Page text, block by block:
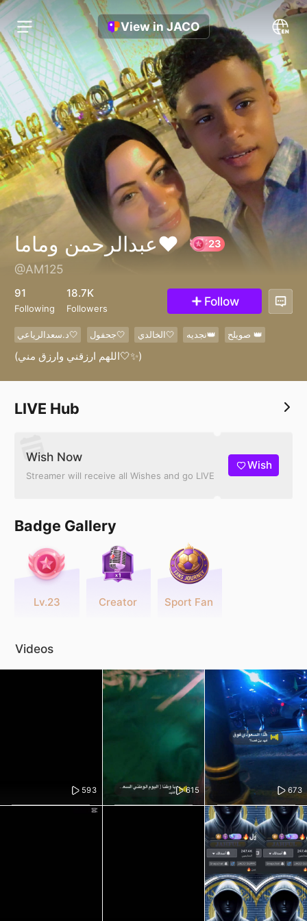
View in JACO
عبدالرحمن وماما❤️
@AM125
91
Following
18.7K
Followers Follow
د.سعدالرياعي🤍 جحفول🤍 الخالدي🤍 نجديه👑 صويلح 👑
(اللهم ارزقني وارزق مني🤍✨)
LIVE Hub
Wish Now
Streamer will receive all Wishes and go LIVE
Wish
Badge Gallery
Lv.23 Creator Sport Fan
Videos
593 615 673